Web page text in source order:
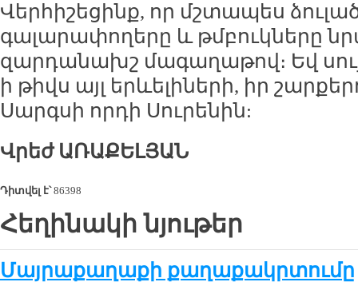
Վերհիշեցինք, որ մշտապես
գալարափողերը և թմբուկները
զարդանախշ մագաղաթով։ Եվ
ի թիվս այլ երևելիների, իր
Սարգսի որդի Սուրենին:
Վրեժ ԱՌԱՔԵԼՅԱՆ
Դիտվել է՝86398
Հեղինակի նյութեր
Մայրաքաղաքի քաղաքակրտումը